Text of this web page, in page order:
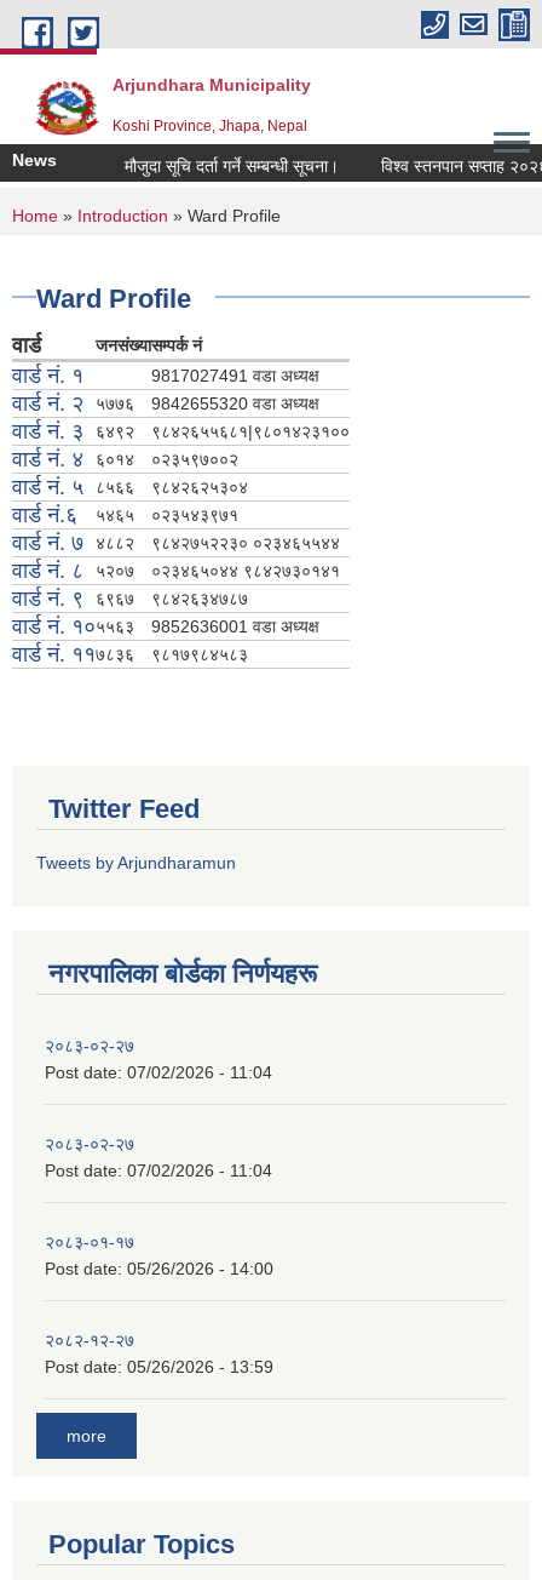
Skip to main content
Arjundhara Municipality
Koshi Province, Jhapa, Nepal
News मौजुदा सूचि दर्ता गर्ने सम्बन्धी सूचना। विश्व स्तनपान सप्ताह
You are here
Home » Introduction » Ward Profile
Ward Profile
वार्ड जनसंख्यासम्पर्क नं
वार्ड नं. १ 9817027491 वडा अध्यक्ष
वार्ड नं. २ ५७७६ 9842655320 वडा अध्यक्ष
वार्ड नं. ३ ६४९२ ९८४२६५५६८१|९८०१४२३१००
वार्ड नं. ४ ६०१४ ०२३५९७००२
वार्ड नं. ५ ८५६६ ९८४२६२५३०४
वार्ड नं.६ ५४६५ ०२३५४३९७१
वार्ड नं. ७ ४८८२ ९८४२७५२२३० ०२३४६५५४४
वार्ड नं. ८ ५२०७ ०२३४६५०४४ ९८४२७३०१४१
वार्ड नं. ९ ६९६७ ९८४२६३४७८७
वार्ड नं. १०५५६३ 9852636001 वडा अध्यक्ष
वार्ड नं. ११७८३६ ९८१७९८४५८३
Twitter Feed
Tweets by Arjundharamun
नगरपालिका बाेर्डका निर्णयहरू
२०८३-०२-२७
Post date: 07/02/2026 - 11:04
२०८३-०२-२७
Post date: 07/02/2026 - 11:04
२०८३-०१-१७
Post date: 05/26/2026 - 14:00
२०८२-१२-२७
Post date: 05/26/2026 - 13:59
more
Popular Topics